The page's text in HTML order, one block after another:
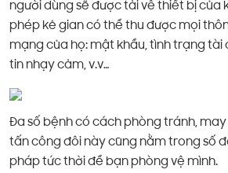
người dùng sẽ được tải về thiết bị của
phép kẻ gian có thể thu được mọi
mạng của họ: mật khẩu, tình trạng tài
tin nhạy cảm, v.v…
Đa số bệnh có cách phòng tránh,
tấn công đôi này cũng nằm trong số
pháp tức thời để bạn phòng vệ mình.